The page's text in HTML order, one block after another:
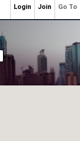
Go To
Join
Login